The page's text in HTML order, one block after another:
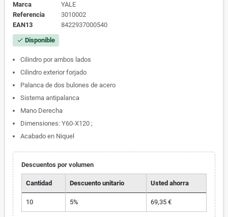
Marca
YALE
Referencia
3010002
EAN13
8422937000540
check Disponible
Cilindro por ambos lados
Cilindro exterior forjado
Palanca de dos bulones de acero
Sistema antipalanca
Mano Derecha
Dimensiones: Y60-X120 ;
Acabado en Niquel
Descuentos por volumen
Cantidad Descuento unitario Usted ahorra
10 5% 69,35 €